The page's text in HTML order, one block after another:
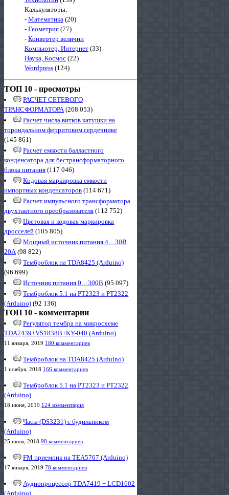
Калькуляторы:
- Математика (20)
- Геометрия (77)
- Конвертер величин
Компьютер, Интернет (33)
Наука, Космос (22)
Wordpress (124)
ТОП 10 - просмотры
РАСЧЕТ СЕТЕВОГО
ТРАНСФОРМАТОРА(268 053)
Расчет числа витков катушки на
тороидальном ферритовом сердечнике
(145 861)
Расчет емкости балластного
конденсатора для бестрансформаторного
блока питания (117 046)
Кодовая маркировка емкости
импортных конденсаторов (114 671)
Расчет импульсного трансформатора
двухтактного преобразователя (112 752)
Цветовая и кодовая маркировка
дросселей (105 805)
Мощный источник питания 4…30В
20А(98 822)
Темброблок на TDA8425 (Arduino)
(96 699)
Источник питания 0…300В (95 097)
Темброблок 5.1 на PT2323 и PT2322
(Arduino) (92 136)
ТОП 10 - комментарии
Регулятор тембра на микросхеме
TDA7439+VS1838B+KY-040 (Arduino)
11 января, 2019 180 комментариев
Темброблок на TDA8425 (Arduino)
1 ноября, 2018 166 комментариев
Темброблок 5.1 на PT2323 и PT2322
(Arduino)
18 июня, 2019 124 комментария
Часы (DS3231) с будильником
(Arduino)
25 июля, 2018 98 комментариев
FM приемник на TEA5767 (Arduino)
17 января, 2019 78 комментариев
Аудиопроцессор TDA7419 + LCD1602
(Arduino)